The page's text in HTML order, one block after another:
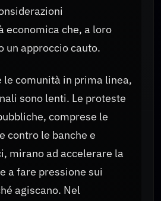
economica che, a loro
un approccio cauto.
le comunità in prima linea,
sono lenti. Le proteste
comprese le
contro le banche e
mirano ad accelerare la
a fare pressione sui
agiscano. Nel